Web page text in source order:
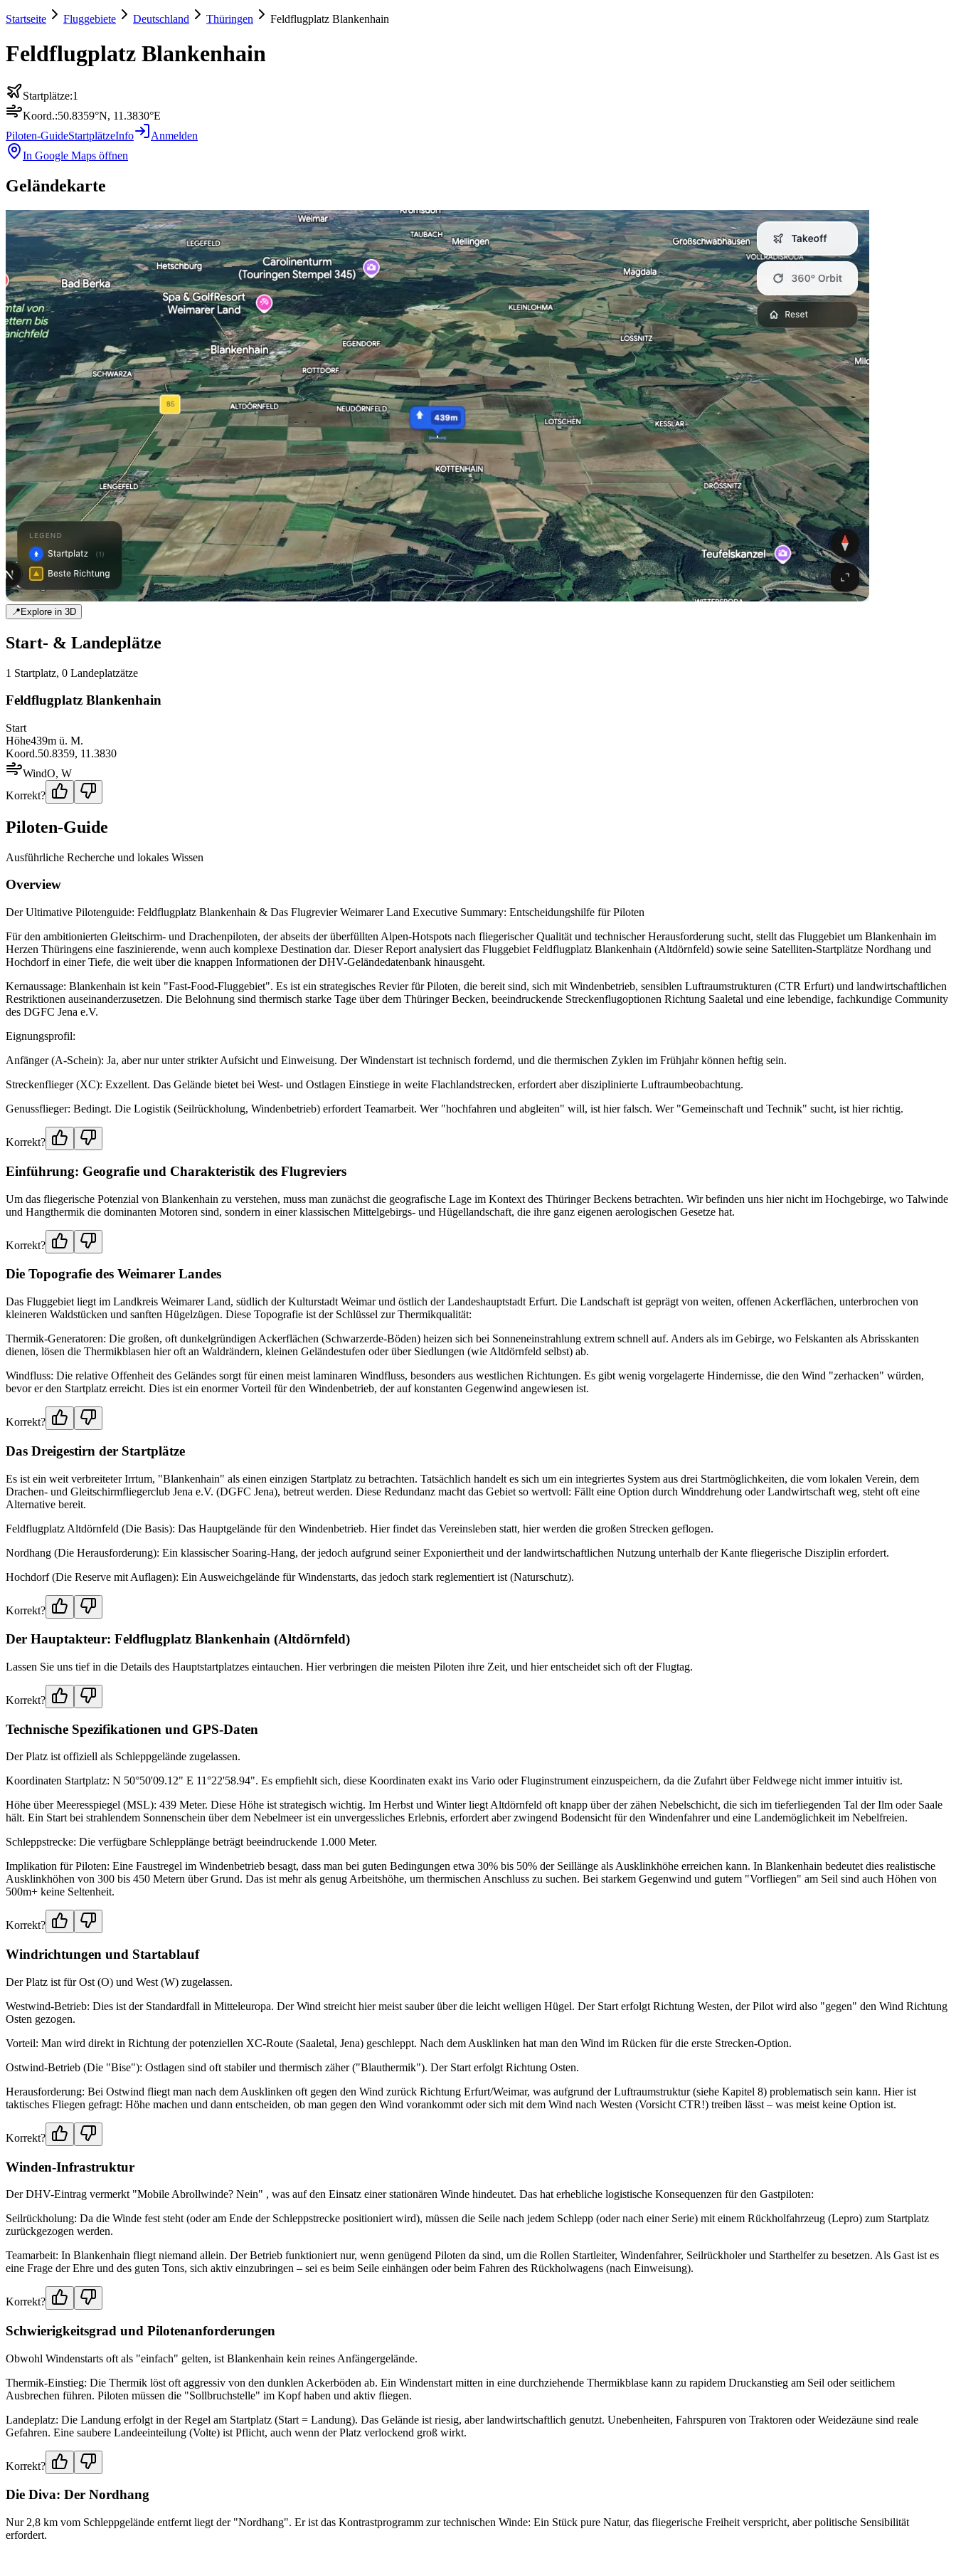
Startseite Fluggebiete Deutschland Thüringen Feldflugplatz Blankenhain
Feldflugplatz Blankenhain
Startplätze:1
Koord.:50.8359°N, 11.3830°E
Piloten-GuideStartplätzeInfo
Anmelden
In Google Maps öffnen
Geländekarte
📍Explore in 3D
Start- & Landeplätze
1 Startplatz, 0 Landeplatzätze
Feldflugplatz Blankenhain
Start
Höhe439m ü. M.
Koord.50.8359, 11.3830
WindO, W
Korrekt?
Piloten-Guide
Ausführliche Recherche und lokales Wissen
Overview
Der Ultimative Pilotenguide: Feldflugplatz Blankenhain & Das Flugrevier Weimarer Land Executive Summary: Entscheidungshilfe für Piloten
Für den ambitionierten Gleitschirm- und Drachenpiloten, der abseits der überfüllten Alpen-Hotspots nach fliegerischer Qualität und technischer Herausforderung sucht, stellt das Fluggebiet um Blankenhain im
Herzen Thüringens eine faszinierende, wenn auch komplexe Destination dar. Dieser Report analysiert das Fluggebiet Feldflugplatz Blankenhain (Altdörnfeld) sowie seine Satelliten-Startplätze Nordhang und
Hochdorf in einer Tiefe, die weit über die knappen Informationen der DHV-Geländedatenbank hinausgeht.
Kernaussage: Blankenhain ist kein "Fast-Food-Fluggebiet". Es ist ein strategisches Revier für Piloten, die bereit sind, sich mit Windenbetrieb, sensiblen Luftraumstrukturen (CTR Erfurt) und landwirtschaftlichen
Restriktionen auseinanderzusetzen. Die Belohnung sind thermisch starke Tage über dem Thüringer Becken, beeindruckende Streckenflugoptionen Richtung Saaletal und eine lebendige, fachkundige Community
des DGFC Jena e.V.
Eignungsprofil:
Anfänger (A-Schein): Ja, aber nur unter strikter Aufsicht und Einweisung. Der Windenstart ist technisch fordernd, und die thermischen Zyklen im Frühjahr können heftig sein.
Streckenflieger (XC): Exzellent. Das Gelände bietet bei West- und Ostlagen Einstiege in weite Flachlandstrecken, erfordert aber disziplinierte Luftraumbeobachtung.
Genussflieger: Bedingt. Die Logistik (Seilrückholung, Windenbetrieb) erfordert Teamarbeit. Wer "hochfahren und abgleiten" will, ist hier falsch. Wer "Gemeinschaft und Technik" sucht, ist hier richtig.
Korrekt?
Einführung: Geografie und Charakteristik des Flugreviers
Um das fliegerische Potenzial von Blankenhain zu verstehen, muss man zunächst die geografische Lage im Kontext des Thüringer Beckens betrachten. Wir befinden uns hier nicht im Hochgebirge, wo Talwinde
und Hangthermik die dominanten Motoren sind, sondern in einer klassischen Mittelgebirgs- und Hügellandschaft, die ihre ganz eigenen aerologischen Gesetze hat.
Korrekt?
Die Topografie des Weimarer Landes
Das Fluggebiet liegt im Landkreis Weimarer Land, südlich der Kulturstadt Weimar und östlich der Landeshauptstadt Erfurt. Die Landschaft ist geprägt von weiten, offenen Ackerflächen, unterbrochen von
kleineren Waldstücken und sanften Hügelzügen. Diese Topografie ist der Schlüssel zur Thermikqualität:
Thermik-Generatoren: Die großen, oft dunkelgründigen Ackerflächen (Schwarzerde-Böden) heizen sich bei Sonneneinstrahlung extrem schnell auf. Anders als im Gebirge, wo Felskanten als Abrisskanten
dienen, lösen die Thermikblasen hier oft an Waldrändern, kleinen Geländestufen oder über Siedlungen (wie Altdörnfeld selbst) ab.
Windfluss: Die relative Offenheit des Geländes sorgt für einen meist laminaren Windfluss, besonders aus westlichen Richtungen. Es gibt wenig vorgelagerte Hindernisse, die den Wind "zerhacken" würden,
bevor er den Startplatz erreicht. Dies ist ein enormer Vorteil für den Windenbetrieb, der auf konstanten Gegenwind angewiesen ist.
Korrekt?
Das Dreigestirn der Startplätze
Es ist ein weit verbreiteter Irrtum, "Blankenhain" als einen einzigen Startplatz zu betrachten. Tatsächlich handelt es sich um ein integriertes System aus drei Startmöglichkeiten, die vom lokalen Verein, dem
Drachen- und Gleitschirmfliegerclub Jena e.V. (DGFC Jena), betreut werden. Diese Redundanz macht das Gebiet so wertvoll: Fällt eine Option durch Winddrehung oder Landwirtschaft weg, steht oft eine
Alternative bereit.
Feldflugplatz Altdörnfeld (Die Basis): Das Hauptgelände für den Windenbetrieb. Hier findet das Vereinsleben statt, hier werden die großen Strecken geflogen.
Nordhang (Die Herausforderung): Ein klassischer Soaring-Hang, der jedoch aufgrund seiner Exponiertheit und der landwirtschaftlichen Nutzung unterhalb der Kante fliegerische Disziplin erfordert.
Hochdorf (Die Reserve mit Auflagen): Ein Ausweichgelände für Windenstarts, das jedoch stark reglementiert ist (Naturschutz).
Korrekt?
Der Hauptakteur: Feldflugplatz Blankenhain (Altdörnfeld)
Lassen Sie uns tief in die Details des Hauptstartplatzes eintauchen. Hier verbringen die meisten Piloten ihre Zeit, und hier entscheidet sich oft der Flugtag.
Korrekt?
Technische Spezifikationen und GPS-Daten
Der Platz ist offiziell als Schleppgelände zugelassen.
Koordinaten Startplatz: N 50°50'09.12" E 11°22'58.94". Es empfiehlt sich, diese Koordinaten exakt ins Vario oder Fluginstrument einzuspeichern, da die Zufahrt über Feldwege nicht immer intuitiv ist.
Höhe über Meeresspiegel (MSL): 439 Meter. Diese Höhe ist strategisch wichtig. Im Herbst und Winter liegt Altdörnfeld oft knapp über der zähen Nebelschicht, die sich im tieferliegenden Tal der Ilm oder Saale
hält. Ein Start bei strahlendem Sonnenschein über dem Nebelmeer ist ein unvergessliches Erlebnis, erfordert aber zwingend Bodensicht für den Windenfahrer und eine Landemöglichkeit im Nebelfreien.
Schleppstrecke: Die verfügbare Schlepplänge beträgt beeindruckende 1.000 Meter.
Implikation für Piloten: Eine Faustregel im Windenbetrieb besagt, dass man bei guten Bedingungen etwa 30% bis 50% der Seillänge als Ausklinkhöhe erreichen kann. In Blankenhain bedeutet dies realistische
Ausklinkhöhen von 300 bis 450 Metern über Grund. Das ist mehr als genug Arbeitshöhe, um thermischen Anschluss zu suchen. Bei starkem Gegenwind und gutem "Vorfliegen" am Seil sind auch Höhen von
500m+ keine Seltenheit.
Korrekt?
Windrichtungen und Startablauf
Der Platz ist für Ost (O) und West (W) zugelassen.
Westwind-Betrieb: Dies ist der Standardfall in Mitteleuropa. Der Wind streicht hier meist sauber über die leicht welligen Hügel. Der Start erfolgt Richtung Westen, der Pilot wird also "gegen" den Wind Richtung
Osten gezogen.
Vorteil: Man wird direkt in Richtung der potenziellen XC-Route (Saaletal, Jena) geschleppt. Nach dem Ausklinken hat man den Wind im Rücken für die erste Strecken-Option.
Ostwind-Betrieb (Die "Bise"): Ostlagen sind oft stabiler und thermisch zäher ("Blauthermik"). Der Start erfolgt Richtung Osten.
Herausforderung: Bei Ostwind fliegt man nach dem Ausklinken oft gegen den Wind zurück Richtung Erfurt/Weimar, was aufgrund der Luftraumstruktur (siehe Kapitel 8) problematisch sein kann. Hier ist
taktisches Fliegen gefragt: Höhe machen und dann entscheiden, ob man gegen den Wind vorankommt oder sich mit dem Wind nach Westen (Vorsicht CTR!) treiben lässt – was meist keine Option ist.
Korrekt?
Winden-Infrastruktur
Der DHV-Eintrag vermerkt "Mobile Abrollwinde? Nein" , was auf den Einsatz einer stationären Winde hindeutet. Das hat erhebliche logistische Konsequenzen für den Gastpiloten:
Seilrückholung: Da die Winde fest steht (oder am Ende der Schleppstrecke positioniert wird), müssen die Seile nach jedem Schlepp (oder nach einer Serie) mit einem Rückholfahrzeug (Lepro) zum Startplatz
zurückgezogen werden.
Teamarbeit: In Blankenhain fliegt niemand allein. Der Betrieb funktioniert nur, wenn genügend Piloten da sind, um die Rollen Startleiter, Windenfahrer, Seilrückholer und Starthelfer zu besetzen. Als Gast ist es
eine Frage der Ehre und des guten Tons, sich aktiv einzubringen – sei es beim Seile einhängen oder beim Fahren des Rückholwagens (nach Einweisung).
Korrekt?
Schwierigkeitsgrad und Pilotenanforderungen
Obwohl Windenstarts oft als "einfach" gelten, ist Blankenhain kein reines Anfängergelände.
Thermik-Einstieg: Die Thermik löst oft aggressiv von den dunklen Ackerböden ab. Ein Windenstart mitten in eine durchziehende Thermikblase kann zu rapidem Druckanstieg am Seil oder seitlichem
Ausbrechen führen. Piloten müssen die "Sollbruchstelle" im Kopf haben und aktiv fliegen.
Landeplatz: Die Landung erfolgt in der Regel am Startplatz (Start = Landung). Das Gelände ist riesig, aber landwirtschaftlich genutzt. Unebenheiten, Fahrspuren von Traktoren oder Weidezäune sind reale
Gefahren. Eine saubere Landeeinteilung (Volte) ist Pflicht, auch wenn der Platz verlockend groß wirkt.
Korrekt?
Die Diva: Der Nordhang
Nur 2,8 km vom Schleppgelände entfernt liegt der "Nordhang". Er ist das Kontrastprogramm zur technischen Winde: Ein Stück pure Natur, das fliegerische Freiheit verspricht, aber politische Sensibilität
erfordert.